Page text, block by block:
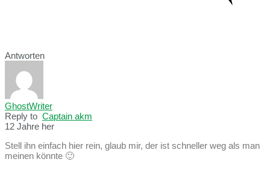
Antworten
GhostWriter
Reply to Captain akm
12 Jahre her
Stell ihn einfach hier rein, glaub mir, der ist schneller weg als man
meinen könnte 🙂